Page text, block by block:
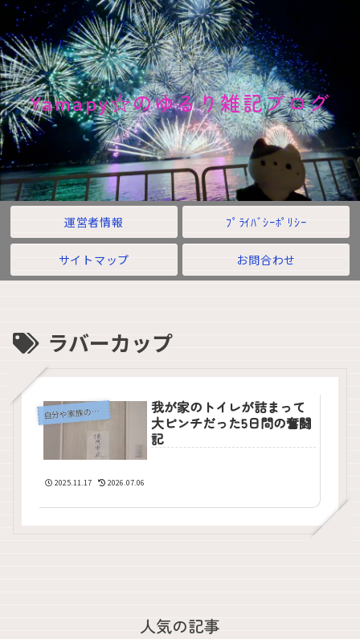
Yamapy☆のゆるり雑記ブログ
運営者情報 ﾌﾟﾗｲﾊﾞｼｰﾎﾟﾘｼｰ
サイトマップ お問合わせ
ラバーカップ
自
分や家族のこと
我が家のトイレが詰まって
大ピンチだった5日間の奮闘
記
2025.11.17 2026.07.06
人気の記事